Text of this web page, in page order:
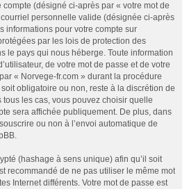
(désigné ci-après par « votre mot de
personnelle valide (désignée ci-après
informations pour votre compte sur
par les lois de protection des
le pays qui nous héberge. Toute information
de votre mot de passe et de votre
« Norvege-fr.com » durant la procédure
soit obligatoire ou non, reste à la discrétion de
tous les cas, vous pouvez choisir quelle
sera affichée publiquement. De plus, dans
ou non à l’envoi automatique de
(hashage à sens unique) afin qu’il soit
recommandé de ne pas utiliser le même mot
Internet différents. Votre mot de passe est